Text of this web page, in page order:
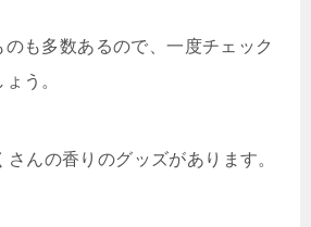
も多数あるので、一度チェック
う。
んの香りのグッズがあります。